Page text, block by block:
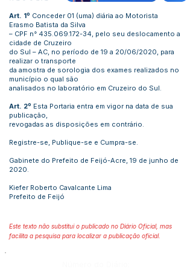
Art. 1º Conceder 01 (uma) diária ao Motorista
Erasmo Batista da Silva
– CPF n° 435.069.172-34, pelo seu deslocamento a
cidade de Cruzeiro
do Sul – AC, no período de 19 a 20/06/2020, para
realizar o transporte
da amostra de sorologia dos exames realizados no
município o qual são
analisados no laboratório em Cruzeiro do Sul.
Art. 2º Esta Portaria entra em vigor na data de sua
publicação,
revogadas as disposições em contrário.
Registre-se, Publique-se e Cumpra-se.
Gabinete do Prefeito de Feijó-Acre, 19 de junho de
2020.
Kiefer Roberto Cavalcante Lima
Prefeito de Feijó
Este texto não substitui o publicado no Diário Oficial, mas
facilita a pesquisa para localizar a publicação oficial.